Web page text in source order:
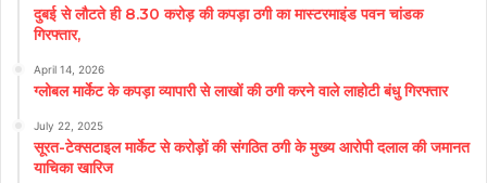
दुबई से लौटते ही 8.30 करोड़ की कपड़ा ठगी का मास्टरमाइंड पवन चांडक
गिरफ्तार,
April 14, 2026
ग्लोबल मार्केट के कपड़ा व्यापारी से लाखों की ठगी करने वाले लाहोटी बंधु गिरफ्तार
July 22, 2025
सूरत-टेक्सटाइल मार्केट से करोड़ों की संगठित ठगी के मुख्य आरोपी दलाल की जमानत
याचिका खारिज